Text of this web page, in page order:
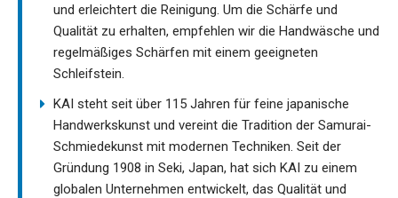
und erleichtert die Reinigung. Um die Schärfe und
Qualität zu erhalten, empfehlen wir die Handwäsche und
regelmäßiges Schärfen mit einem geeigneten
Schleifstein.
KAI steht seit über 115 Jahren für feine japanische
Handwerkskunst und vereint die Tradition der Samurai-
Schmiedekunst mit modernen Techniken. Seit der
Gründung 1908 in Seki, Japan, hat sich KAI zu einem
globalen Unternehmen entwickelt, das Qualität und